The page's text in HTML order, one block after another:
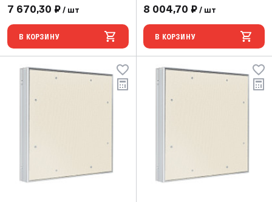
7 670,30 ₽ / шт
В КОРЗИНУ
8 004,70 ₽ / шт
В КОРЗИНУ